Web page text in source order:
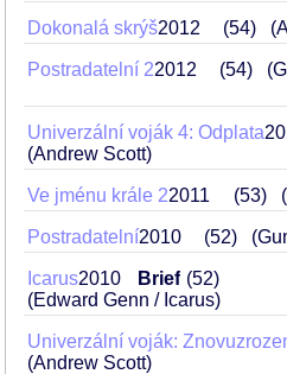
Dokonalá skrýš2012 54
Postradatelní 22012 54
Univerzální voják 4: Odplata
(Andrew Scott)
Ve jménu krále 22011 53
Postradatelní2010 52
Icarus2010 Brief 52
(Edward Genn / Icarus)
Univerzální voják:
(Andrew Scott)